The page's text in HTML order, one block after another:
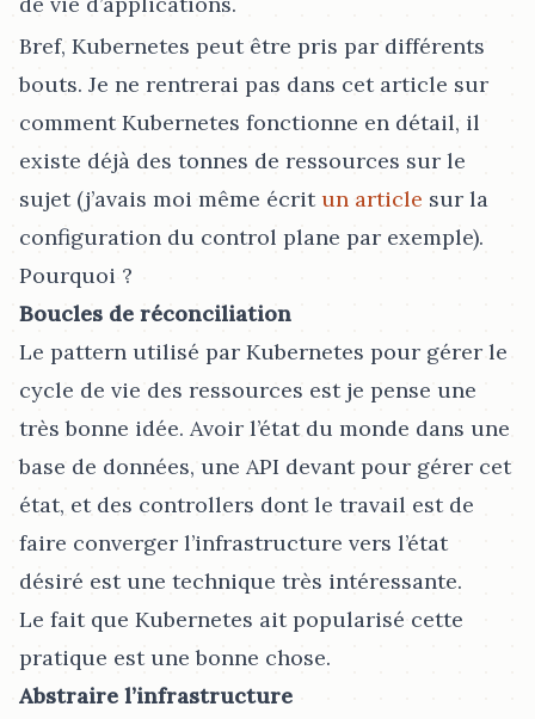
Bref, Kubernetes peut être pris par différents
bouts. Je ne rentrerai pas dans cet article sur
comment Kubernetes fonctionne en détail, il
existe déjà des tonnes de ressources sur le
sujet (j’avais moi même écritun article sur la
configuration du control plane par exemple).
Pourquoi ?
Boucles de réconciliation
Le pattern utilisé par Kubernetes pour gérer le
cycle de vie des ressources est je pense une
très bonne idée. Avoir l’état du monde dans une
base de données, une API devant pour gérer cet
état, et des controllers dont le travail est de
faire converger l’infrastructure vers l’état
désiré est une technique très intéressante.
Le fait que Kubernetes ait popularisé cette
pratique est une bonne chose.
Abstraire l’infrastructure